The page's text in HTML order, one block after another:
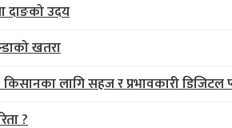
दाङको उदय
खतरा
किसानका लागि सहज र प्रभावकारी डिजिटल
?